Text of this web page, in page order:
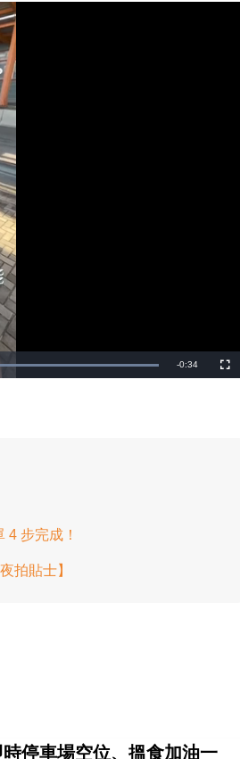
剩
-0:34
全
螢
4 步完成！
拍貼士】
停車場空位、搵食加油一